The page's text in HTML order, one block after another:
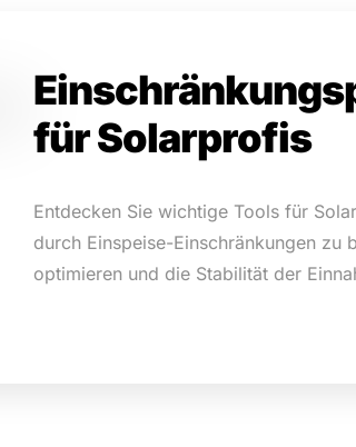
für Solarprofis
Entdecken Sie wichtige Tools für
durch Einspeise-Einschränkungen zu
optimieren und die Stabilität der